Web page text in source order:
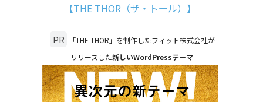
【THE THOR（ザ・トール）】
PR
「THE THOR」を制作したフィット株式会社が
リリースした新しいWordPressテーマ